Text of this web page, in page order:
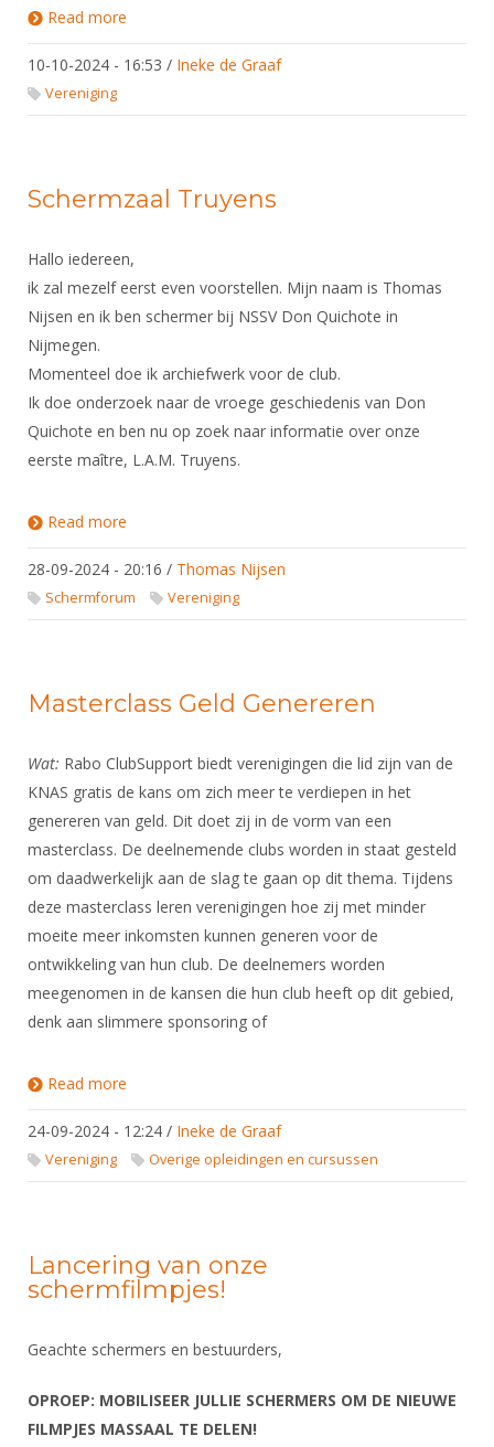
Read more
10-10-2024 - 16:53 / Ineke de Graaf
Vereniging
Schermzaal Truyens
Hallo iedereen,
ik zal mezelf eerst even voorstellen. Mijn naam is Thomas
Nijsen en ik ben schermer bij NSSV Don Quichote in
Nijmegen.
Momenteel doe ik archiefwerk voor de club.
Ik doe onderzoek naar de vroege geschiedenis van Don
Quichote en ben nu op zoek naar informatie over onze
eerste maître, L.A.M. Truyens.
Read more
28-09-2024 - 20:16 / Thomas Nijsen
Schermforum Vereniging
Masterclass Geld Genereren
Wat: Rabo ClubSupport biedt verenigingen die lid zijn van de
KNAS gratis de kans om zich meer te verdiepen in het
genereren van geld. Dit doet zij in de vorm van een
masterclass. De deelnemende clubs worden in staat gesteld
om daadwerkelijk aan de slag te gaan op dit thema. Tijdens
deze masterclass leren verenigingen hoe zij met minder
moeite meer inkomsten kunnen generen voor de
ontwikkeling van hun club. De deelnemers worden
meegenomen in de kansen die hun club heeft op dit gebied,
denk aan slimmere sponsoring of
Read more
24-09-2024 - 12:24 / Ineke de Graaf
Vereniging Overige opleidingen en cursussen
Lancering van onze
schermfilmpjes!
Geachte schermers en bestuurders,
OPROEP: MOBILISEER JULLIE SCHERMERS OM DE NIEUWE
FILMPJES MASSAAL TE DELEN!